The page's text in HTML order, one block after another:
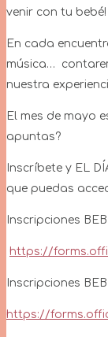
venir con tu bebé!
En cada
música…
nuestra
El mes de mayo
apuntas?
Inscríbete y EL
que puedas
Inscripciones
https://
Inscripciones
https://